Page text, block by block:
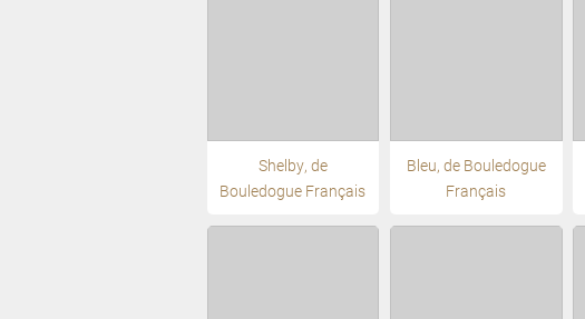
Shelby, de
Bouledogue Français
Bleu, de Bouledogue
Français